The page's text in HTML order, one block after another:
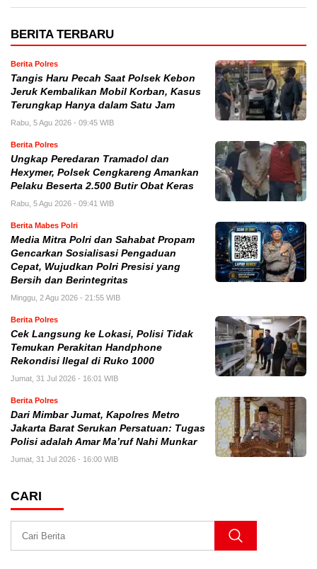
BERITA TERBARU
Berita Polres
Tangis Haru Pecah Saat Polsek Kebon
Jeruk Kembalikan Mobil Korban, Kasus
Terungkap Hanya dalam Satu Jam
Rabu, 5 Agu 2026 - 09:45 WIB
Berita Polres
Ungkap Peredaran Tramadol dan
Hexymer, Polsek Cengkareng Amankan
Pelaku Beserta 2.500 Butir Obat Keras
Rabu, 5 Agu 2026 - 09:41 WIB
Berita Mabes Polri
Media Mitra Polri dan Sahabat Propam
Gencarkan Sosialisasi Pengaduan
Cepat, Wujudkan Polri Presisi yang
Bersih dan Berintegritas
Minggu, 2 Agu 2026 - 21:55 WIB
Berita Polres
Cek Langsung ke Lokasi, Polisi Tidak
Temukan Perakitan Handphone
Rekondisi Ilegal di Ruko 1000
Jumat, 31 Jul 2026 - 16:01 WIB
Berita Polres
Dari Mimbar Jumat, Kapolres Metro
Jakarta Barat Serukan Persatuan: Tugas
Polisi adalah Amar Ma’ruf Nahi Munkar
Jumat, 31 Jul 2026 - 16:00 WIB
CARI